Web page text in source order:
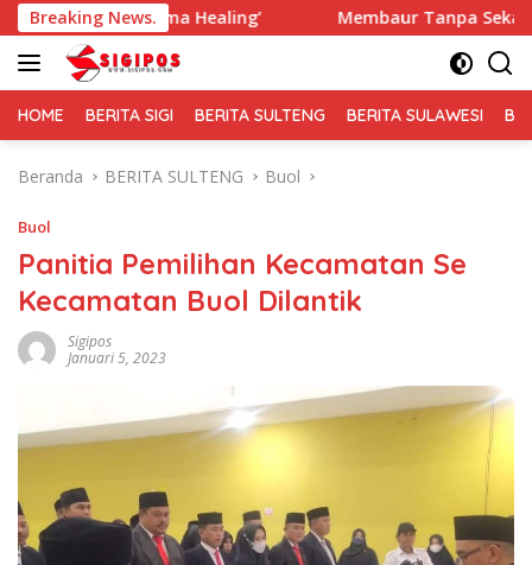
Langsung
ke
konten
Breaking News.
Healing’ Membaur Tanpa Sekat, Fadlin
HOME BERITA SIGI BERITA SULTENG BERITA SULAWESI
Beranda BERITA SULTENG Buol
Buol
Panitia Pemilihan Kecamatan Se
Kecamatan Buol Dilantik
Sigipos
Januari 5, 2023